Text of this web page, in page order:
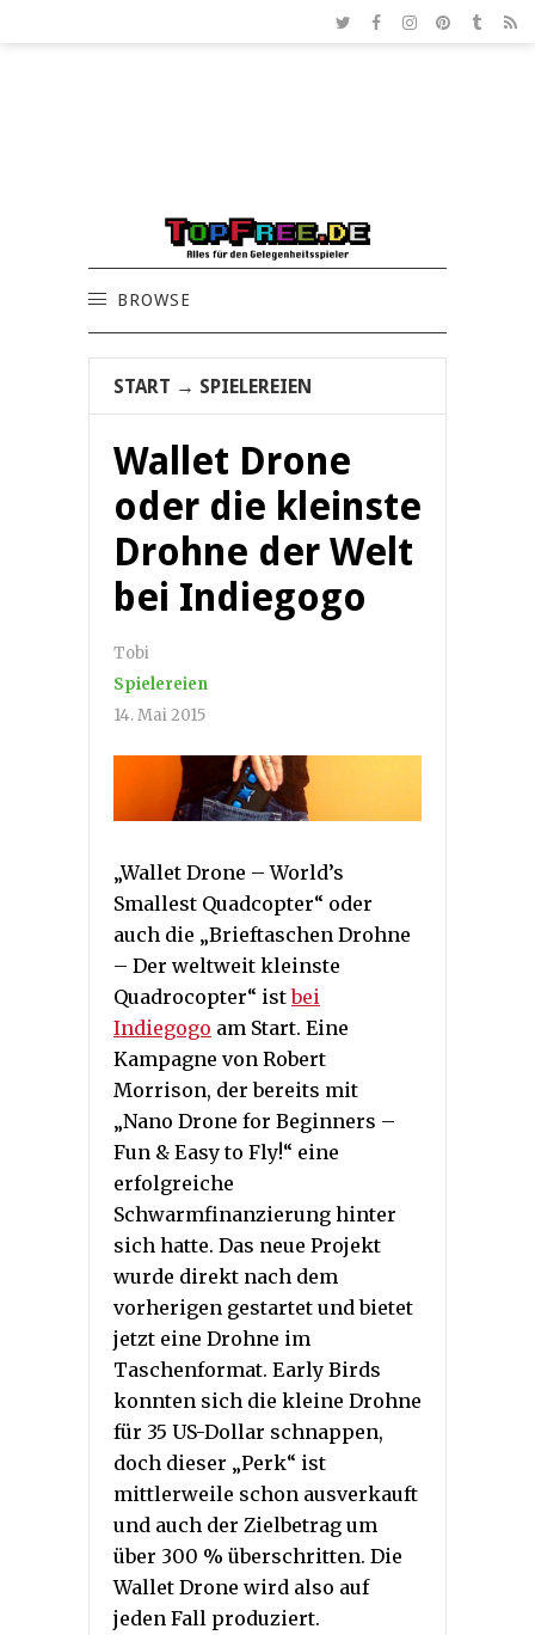
BROWSE
START → SPIELEREIEN
Wallet Drone
oder die kleinste
Drohne der Welt
bei Indiegogo
Tobi
Spielereien
14. Mai 2015
„Wallet Drone – World’s
Smallest Quadcopter“ oder
auch die „Brieftaschen Drohne
– Der weltweit kleinste
Quadrocopter“ istbei
Indiegogo am Start. Eine
Kampagne von Robert
Morrison, der bereits mit
„Nano Drone for Beginners –
Fun & Easy to Fly!“ eine
erfolgreiche
Schwarmfinanzierung hinter
sich hatte. Das neue Projekt
wurde direkt nach dem
vorherigen gestartet und bietet
jetzt eine Drohne im
Taschenformat. Early Birds
konnten sich die kleine Drohne
für 35 US-Dollar schnappen,
doch dieser „Perk“ ist
mittlerweile schon ausverkauft
und auch der Zielbetrag um
über 300 % überschritten. Die
Wallet Drone wird also auf
jeden Fall produziert.